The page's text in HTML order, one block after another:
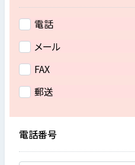
電話
メール
FAX
郵送
電話番号